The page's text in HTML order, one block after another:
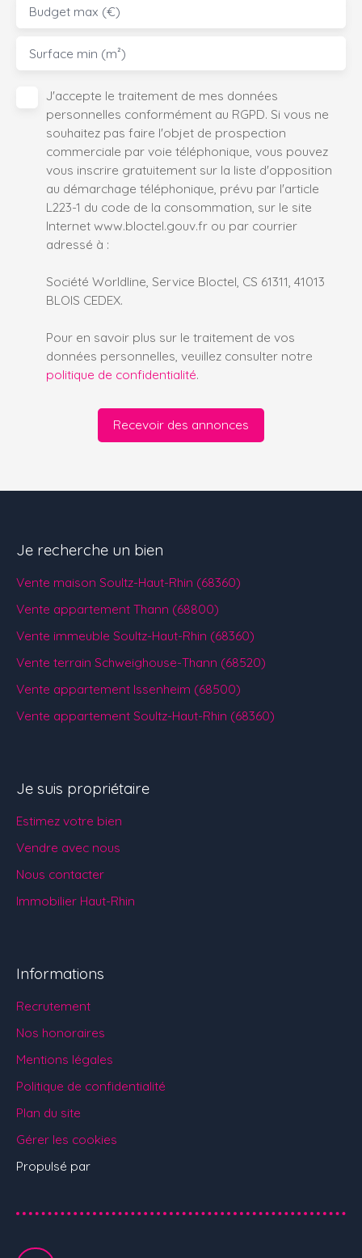
Budget max (€)
Surface min (m²)
J'accepte le traitement de mes données
personnelles conformément au RGPD. Si vous ne
souhaitez pas faire l'objet de prospection
commerciale par voie téléphonique, vous pouvez
vous inscrire gratuitement sur la liste d'opposition
au démarchage téléphonique, prévu par l'article
L223-1 du code de la consommation, sur le site
Internet www.bloctel.gouv.fr ou par courrier
adressé à :
Société Worldline, Service Bloctel, CS 61311, 41013
BLOIS CEDEX.
Pour en savoir plus sur le traitement de vos
données personnelles, veuillez consulter notre
politique de confidentialité.
Recevoir des annonces
Je recherche un bien
Vente maison Soultz-Haut-Rhin (68360)
Vente appartement Thann (68800)
Vente immeuble Soultz-Haut-Rhin (68360)
Vente terrain Schweighouse-Thann (68520)
Vente appartement Issenheim (68500)
Vente appartement Soultz-Haut-Rhin (68360)
Je suis propriétaire
Estimez votre bien
Vendre avec nous
Nous contacter
Immobilier Haut-Rhin
Informations
Recrutement
Nos honoraires
Mentions légales
Politique de confidentialité
Plan du site
Gérer les cookies
Propulsé par